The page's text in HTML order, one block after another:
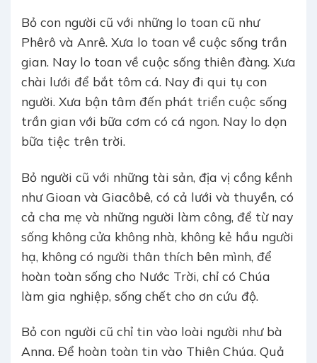
Bỏ con người cũ với những lo toan cũ như
Phêrô và Anrê. Xưa lo toan về cuộc sống trần
gian. Nay lo toan về cuộc sống thiên đàng. Xưa
chài lưới để bắt tôm cá. Nay đi qui tụ con
người. Xưa bận tâm đến phát triển cuộc sống
trần gian với bữa cơm có cá ngon. Nay lo dọn
bữa tiệc trên trời.
Bỏ người cũ với những tài sản, địa vị cồng kềnh
như Gioan và Giacôbê, có cả lưới và thuyền, có
cả cha mẹ và những người làm công, để từ nay
sống không cửa không nhà, không kẻ hầu người
hạ, không có người thân thích bên mình, để
hoàn toàn sống cho Nước Trời, chỉ có Chúa
làm gia nghiệp, sống chết cho ơn cứu độ.
Bỏ con người cũ chỉ tin vào loài người như bà
Anna. Để hoàn toàn tin vào Thiên Chúa. Quả